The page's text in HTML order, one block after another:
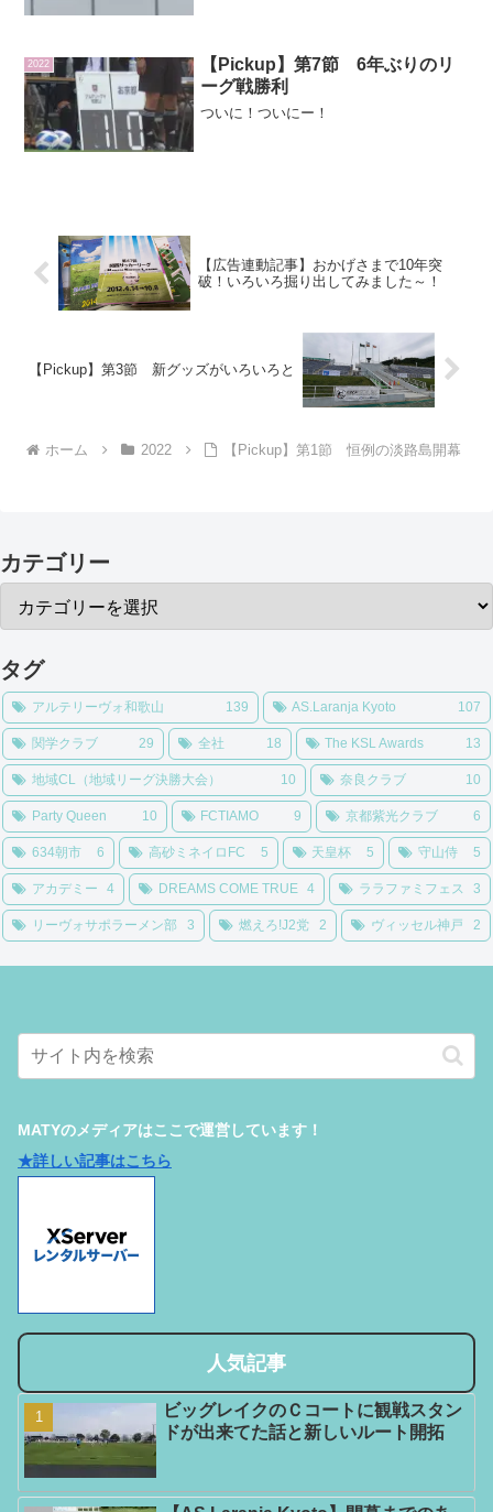
2022
【Pickup】第7節 6年ぶりのリ
ーグ戦勝利
ついに！ついにー！
【広告連動記事】おかげさまで10年突
破！いろいろ掘り出してみました～！
【Pickup】第3節 新グッズがいろいろと
ホーム 2022 【Pickup】第1節 恒例の淡路島開幕
カテゴリー
タグ
アルテリーヴォ和歌山 139 AS.Laranja Kyoto 107
関学クラブ 29 全社 18 The KSL Awards 13
地域CL（地域リーグ決勝大会） 10 奈良クラブ 10
Party Queen 10 FCTIAMO 9 京都紫光クラブ 6
634朝市 6 高砂ミネイロFC 5 天皇杯 5 守山侍 5
アカデミー 4 DREAMS COME TRUE 4 ララファミフェス 3
リーヴォサポラーメン部 3 燃えろ!J2党 2 ヴィッセル神戸 2
MATYのメディアはここで運営しています！
★詳しい記事はこちら
人気記事
ビッグレイクのＣコートに観戦スタン
ドが出来てた話と新しいルート開拓